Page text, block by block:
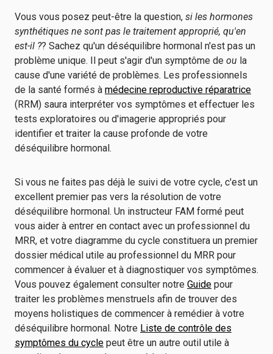
Vous vous posez peut-être la question, si les hormones
synthétiques ne sont pas le traitement approprié, qu'en
est-il ?? Sachez qu'un déséquilibre hormonal n'est pas un
problème unique. Il peut s'agir d'un symptôme de ou la
cause d'une variété de problèmes. Les professionnels
de la santé formés à médecine reproductive réparatrice
(RRM) saura interpréter vos symptômes et effectuer les
tests exploratoires ou d'imagerie appropriés pour
identifier et traiter la cause profonde de votre
déséquilibre hormonal.
Si vous ne faites pas déjà le suivi de votre cycle, c'est un
excellent premier pas vers la résolution de votre
déséquilibre hormonal. Un instructeur FAM formé peut
vous aider à entrer en contact avec un professionnel du
MRR, et votre diagramme du cycle constituera un premier
dossier médical utile au professionnel du MRR pour
commencer à évaluer et à diagnostiquer vos symptômes.
Vous pouvez également consulter notre Guide pour
traiter les problèmes menstruels afin de trouver des
moyens holistiques de commencer à remédier à votre
déséquilibre hormonal. Notre Liste de contrôle des
symptômes du cycle peut être un autre outil utile à